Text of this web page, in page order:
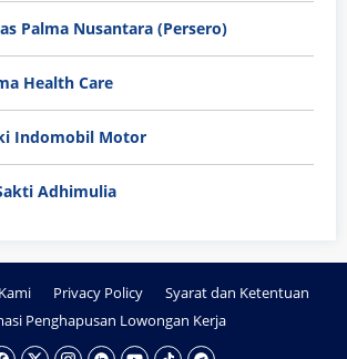
Palma Nusantara (Persero)
Health Care
Indomobil Motor
Adhimulia
Privacy Policy
Syarat dan Ketentuan
Penghapusan Lowongan Kerja